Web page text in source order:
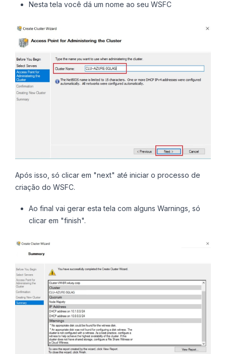
Nesta tela você dá um nome ao seu WSFC
Após isso, só clicar em "next" até iniciar o processo de
criação do WSFC.
Ao final vai gerar esta tela com alguns Warnings, só
clicar em "finish".